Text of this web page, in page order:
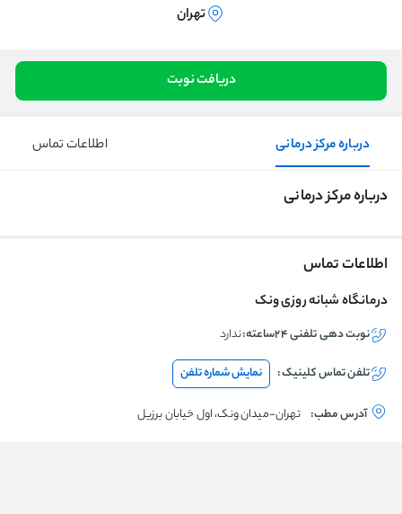
تهران
دریافت نوبت
درباره مرکز درمانی اطلاعات تماس
درباره مرکز درمانی
اطلاعات تماس
درمانگاه شبانه روزی ونک
نوبت دهی تلفنی ۲۴ساعته: ندارد
تلفن تماسکلینیک: نمایش شماره تلفن
آدرس مطب: تهران-میدان ونک، اول خیابان برزیل